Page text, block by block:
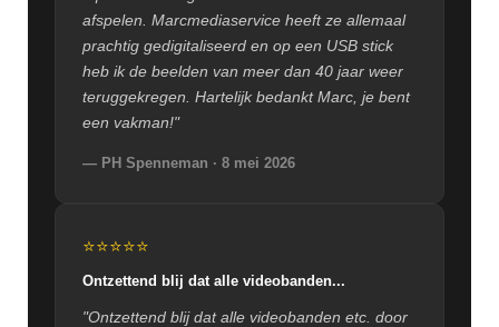
afspelen. Marcmediaservice heeft ze allemaal
prachtig gedigitaliseerd en op een USB stick
heb ik de beelden van meer dan 40 jaar weer
teruggekregen. Hartelijk bedankt Marc, je bent
een vakman!"
— PH Spenneman · 8 mei 2026
⭐⭐⭐⭐⭐
Ontzettend blij dat alle videobanden...
"Ontzettend blij dat alle videobanden etc. door